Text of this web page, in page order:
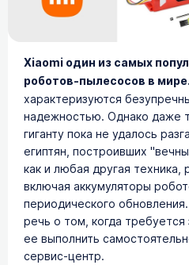
Xiaomi один из самых
роботов-пылесосов в мире.
характеризуются
надежностью. Однако даже
гиганту пока не удалось
египтян, построивших
как и любая другая техника,
включая аккумуляторы
периодического
речь о том, когда требуется
ее выполнить
сервис-центр.